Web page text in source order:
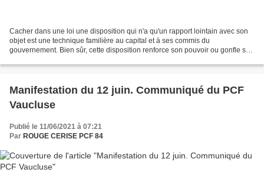
Cacher dans une loi une disposition qui n'a qu'un rapport lointain avec son
objet est une technique familière au capital et à ses commis du
gouvernement. Bien sûr, cette disposition renforce son pouvoir ou gonfle son
Manifestation du 12 juin. Communiqué du PCF
Vaucluse
Publié le 11/06/2021 à 07:21
Par ROUGE CERISE PCF 84